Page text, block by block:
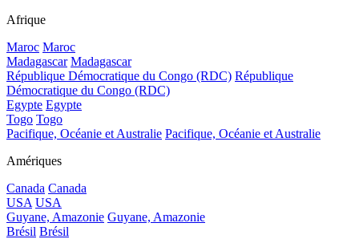
Afrique
Maroc Maroc
Madagascar Madagascar
République Démocratique du Congo (RDC) République
Démocratique du Congo (RDC)
Egypte Egypte
Togo Togo
Pacifique, Océanie et Australie Pacifique, Océanie et Australie
Amériques
Canada Canada
USA USA
Guyane, Amazonie Guyane, Amazonie
Brésil Brésil